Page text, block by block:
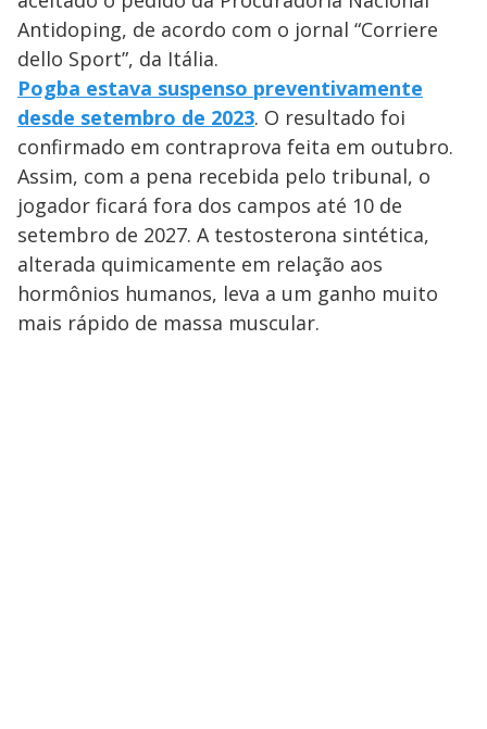
Antidoping, de acordo com o jornal “Corriere
dello Sport”, da Itália.
Pogba estava suspenso preventivamente
desde setembro de 2023. O resultado foi
confirmado em contraprova feita em outubro.
Assim, com a pena recebida pelo tribunal, o
jogador ficará fora dos campos até 10 de
setembro de 2027. A testosterona sintética,
alterada quimicamente em relação aos
hormônios humanos, leva a um ganho muito
mais rápido de massa muscular.